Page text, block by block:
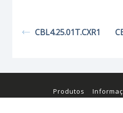
CBL4.25.01T.CXR1
Produtos